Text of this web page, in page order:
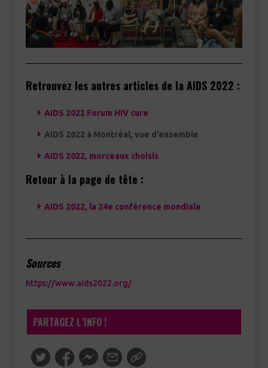
Retrouvez les autres articles de la AIDS 2022 :
AIDS 2022 Forum HIV cure
AIDS 2022 à Montréal, vue d’ensemble
AIDS 2022, morceaux choisis
Retour à la page de tête :
AIDS 2022, la 24e conférence mondiale
Sources
https://www.aids2022.org/
PARTAGEZ L’INFO !